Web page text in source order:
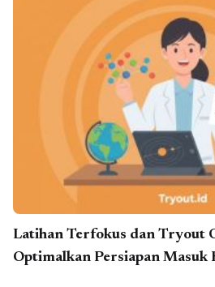
Latihan Terfokus dan Tryout
Optimalkan Persiapan Masuk